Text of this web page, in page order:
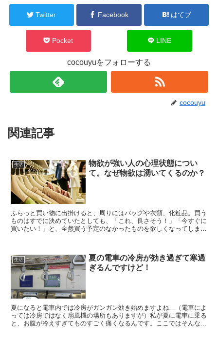
Twitter Facebook はてブ
Pocket LINE
cocouyuをフォローする
cocouyu
関連記事
生活
物欲が強い人の心理状態につい
て。なぜ物欲は湧いてくるのか？
ふらっと買い物に出掛けると、周りにはバッグや衣類、化粧品。買う
ものはすでに決めていたとしても、「これ、良さそう！」「今すぐに
買いたい！」と、全然買う予定のなかったものを欲しくなってしまう
生活
夏の電車の冷房が効き過ぎて寒過
ぎるんですけど！
夏になると電車内では冷房がガンガン効き始めますよね…（電車によ
っては冷房ではなく扇風機の場所もありますが）私が夏に電車に乗る
と、お腹が冷えすぎてものすごく痛くなるんです。ここではそんな嘆